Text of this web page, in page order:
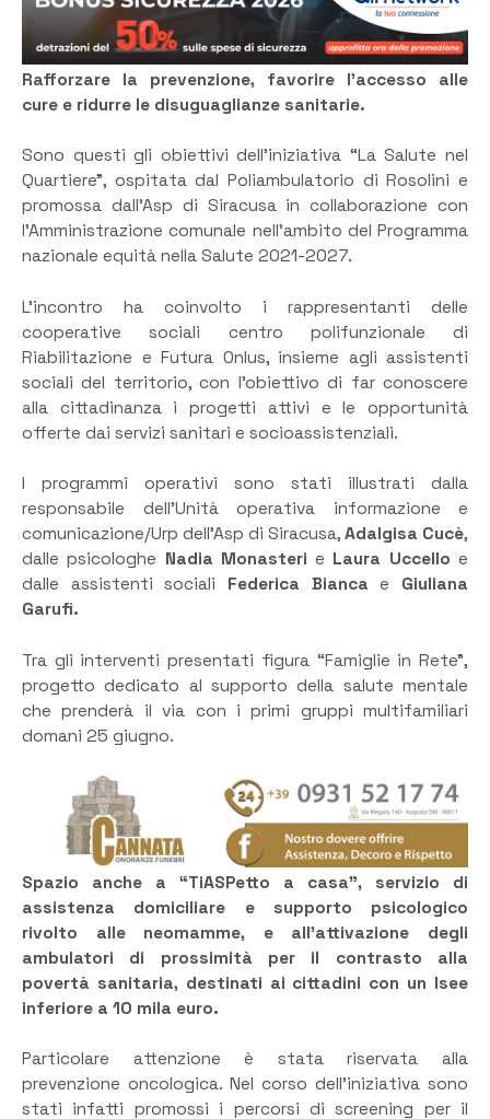
Rafforzare la prevenzione, favorire l’accesso alle
cure e ridurre le disuguaglianze sanitarie.
Sono questi gli obiettivi dell’iniziativa “La Salute nel
Quartiere”, ospitata dal Poliambulatorio di Rosolini e
promossa dall’Asp di Siracusa in collaborazione con
l’Amministrazione comunale nell’ambito del Programma
nazionale equità nella Salute 2021-2027.
L’incontro ha coinvolto i rappresentanti delle
cooperative sociali centro polifunzionale di
Riabilitazione e Futura Onlus, insieme agli assistenti
sociali del territorio, con l’obiettivo di far conoscere
alla cittadinanza i progetti attivi e le opportunità
offerte dai servizi sanitari e socioassistenziali.
I programmi operativi sono stati illustrati dalla
responsabile dell’Unità operativa informazione e
comunicazione/Urp dell’Asp di Siracusa, Adalgisa Cucè,
dalle psicologhe Nadia Monasteri e Laura Uccello e
dalle assistenti sociali Federica Bianca e Giuliana
Garufi.
Tra gli interventi presentati figura “Famiglie in Rete”,
progetto dedicato al supporto della salute mentale
che prenderà il via con i primi gruppi multifamiliari
domani 25 giugno.
Spazio anche a “TiASPetto a casa”, servizio di
assistenza domiciliare e supporto psicologico
rivolto alle neomamme, e all’attivazione degli
ambulatori di prossimità per il contrasto alla
povertà sanitaria, destinati ai cittadini con un Isee
inferiore a 10 mila euro.
Particolare attenzione è stata riservata alla
prevenzione oncologica. Nel corso dell’iniziativa sono
stati infatti promossi i percorsi di screening per il